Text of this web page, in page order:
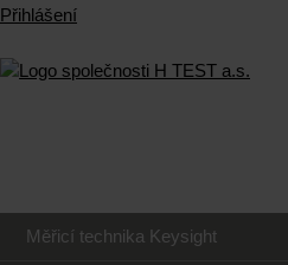
Přihlášení
Měřicí technika Keysight